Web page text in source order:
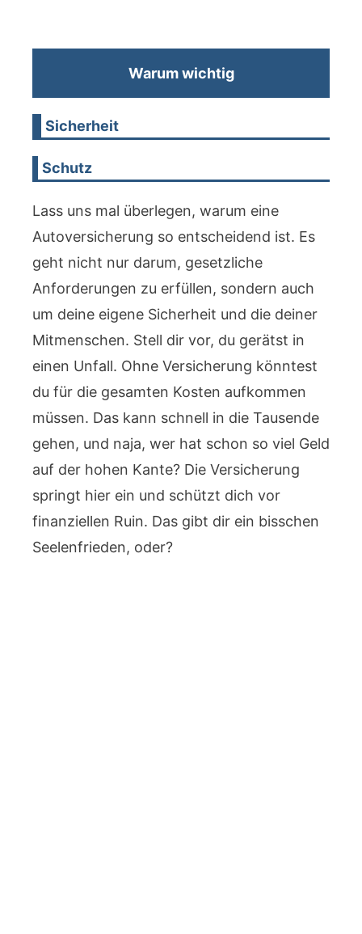
Warum wichtig
Sicherheit
Schutz
Lass uns mal überlegen, warum eine
Autoversicherung so entscheidend ist. Es
geht nicht nur darum, gesetzliche
Anforderungen zu erfüllen, sondern auch
um deine eigene Sicherheit und die deiner
Mitmenschen. Stell dir vor, du gerätst in
einen Unfall. Ohne Versicherung könntest
du für die gesamten Kosten aufkommen
müssen. Das kann schnell in die Tausende
gehen, und naja, wer hat schon so viel Geld
auf der hohen Kante? Die Versicherung
springt hier ein und schützt dich vor
finanziellen Ruin. Das gibt dir ein bisschen
Seelenfrieden, oder?